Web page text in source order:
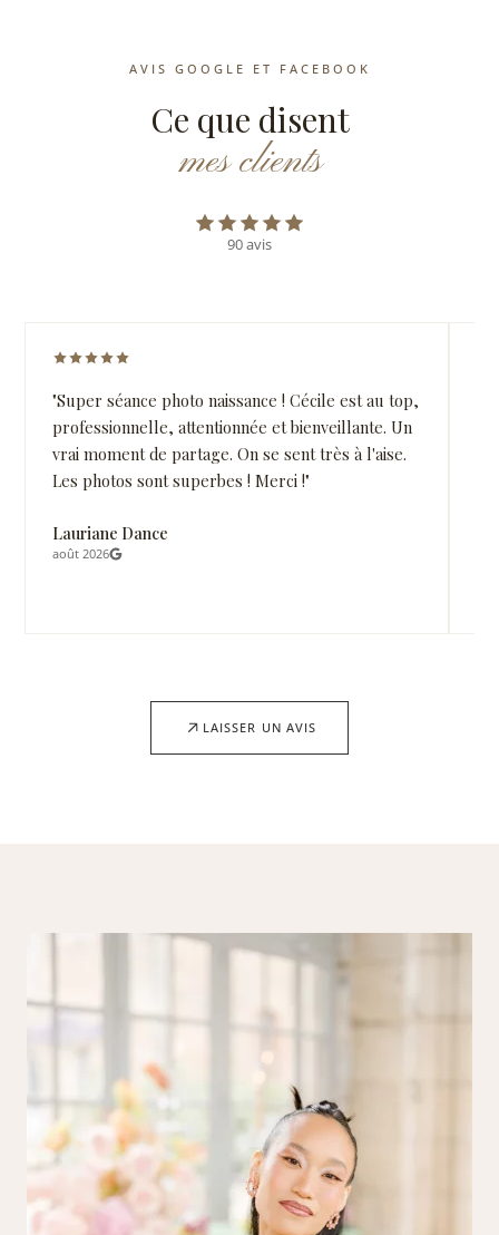
AVIS GOOGLE ET FACEBOOK
Ce que disent
mes clients
Note moyenne 5 sur 5 — 90 avis
90 avis
Note 5 sur 5 étoiles
"Super séance photo naissance ! Cécile est au top,
professionnelle, attentionnée et bienveillante. Un
vrai moment de partage. On se sent très à l'aise.
Les photos sont superbes ! Merci !"
Lauriane Dance
août 2026
LAISSER UN AVIS